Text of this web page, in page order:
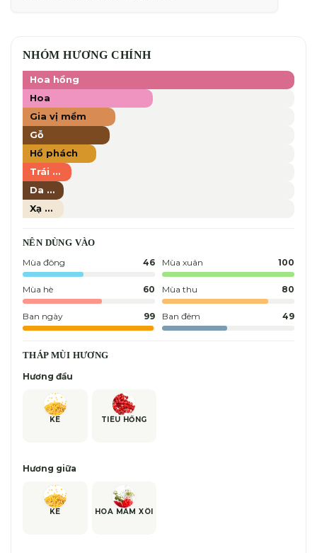
NHÓM HƯƠNG CHÍNH
Hoa hồng
Hoa
Gia vị mềm
Gỗ
Hổ phách
Trái cây
Da thuộc
Xạ hương
NÊN DÙNG VÀO
Mùa đông
46 Mùa xuân 100
Mùa hè 60 Mùa thu 80
Ban ngày 99 Ban đêm 49
THÁP MÙI HƯƠNG
Hương đầu
KÊ TIÊU HỒNG
Hương giữa
KÊ HOA MÂM XÔI